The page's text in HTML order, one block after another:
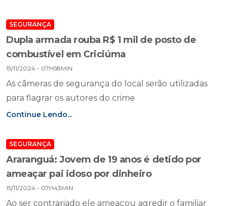
SEGURANÇA
Dupla armada rouba R$ 1 mil de posto de
combustível em Criciúma
15/11/2024 - 07H58MIN
As câmeras de segurança do local serão utilizadas
para flagrar os autores do crime
Continue Lendo...
SEGURANÇA
Araranguá: Jovem de 19 anos é detido por
ameaçar pai idoso por dinheiro
15/11/2024 - 07H43MIN
Ao ser contrariado ele ameaçou agredir o familiar